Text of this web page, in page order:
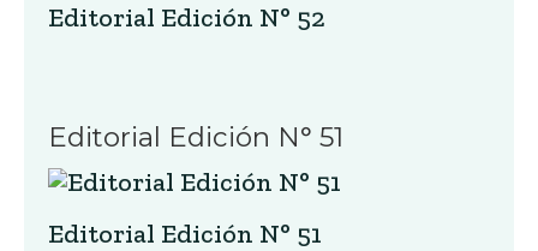
Editorial Edición N° 52
Editorial Edición N° 51
Editorial Edición N° 51